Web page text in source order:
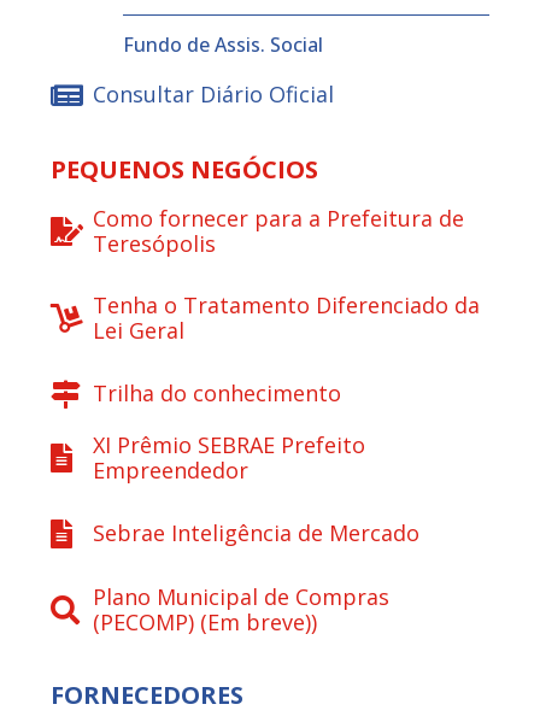
Fundo de Assis. Social
Consultar Diário Oficial
PEQUENOS NEGÓCIOS
Como fornecer para a Prefeitura de
Teresópolis
Tenha o Tratamento Diferenciado da
Lei Geral
Trilha do conhecimento
XI Prêmio SEBRAE Prefeito
Empreendedor
Sebrae Inteligência de Mercado
Plano Municipal de Compras
(PECOMP) (Em breve))
FORNECEDORES